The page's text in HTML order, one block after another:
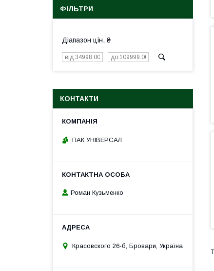
ФІЛЬТРИ
Діапазон цін, ₴
КОНТАКТИ
ПАК УНІВЕРСАЛ
Роман Кузьменко
Красовского 26-б, Бровари, Україна